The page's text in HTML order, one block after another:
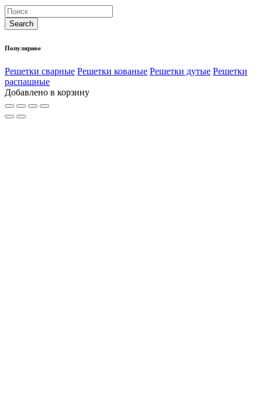
Популярное
Решетки сварные Решетки кованые Решетки дутые Решетки
распашные
Добавлено в корзину